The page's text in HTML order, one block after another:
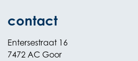
contact
Entersestraat 16
7472 AC Goor